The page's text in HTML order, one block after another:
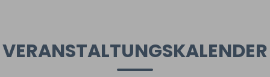
VERANSTALTUNGSKALENDER